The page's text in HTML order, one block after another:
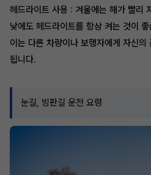
헤드라이트 사용 : 겨울에는 해가 빨리
낮에도 헤드라이트를 항상 켜는 것이
이는 다른 차량이나 보행자에게 자신의
됩니다.
눈길, 빙판길 운전 요령